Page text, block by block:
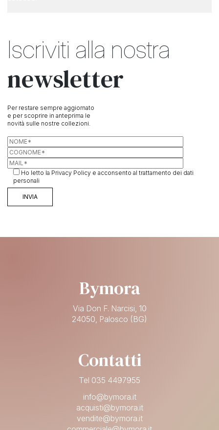
Iscriviti alla nostra
newsletter
Per restare sempre aggiornato
e per scoprire in anteprima le
novità sulle nostre collezioni.
Ho letto la Privacy Policy e acconsento al trattamento dei dati
personali
Bymora
Via Don F. Narcisi, 10
24050, Palosco (BG)
Contatti
Tel 035 4497955
info@bymora.it
acquisti@bymora.it
vendite@bymora.it